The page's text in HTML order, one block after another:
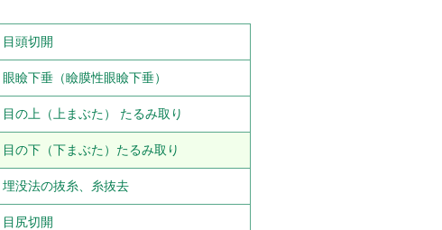
目頭切開
眼瞼下垂（瞼膜性眼瞼下垂）
目の上（上まぶた） たるみ取り
目の下（下まぶた）たるみ取り
埋没法の抜糸、糸抜去
目尻切開